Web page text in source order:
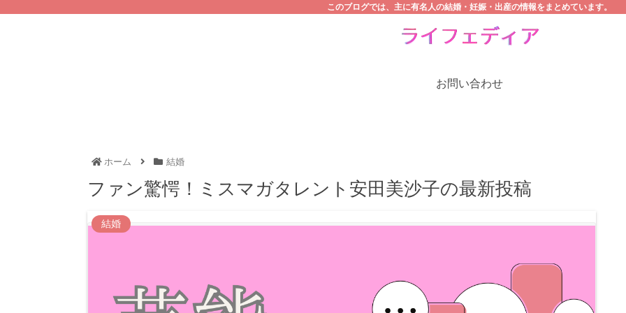
このブログでは、主に有名人の結婚・妊娠・出産の情報をまとめています。
お問い合わせ
ホーム 結婚
ファン驚愕！ミスマガタレント安田美沙子の最新投稿
結婚